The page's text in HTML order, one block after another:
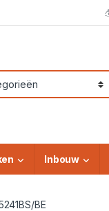
Inbouw
BE